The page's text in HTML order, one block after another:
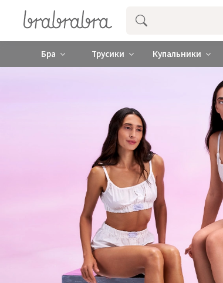
Купити нижню жіночу
Бра Трусики Купальники
DENIM